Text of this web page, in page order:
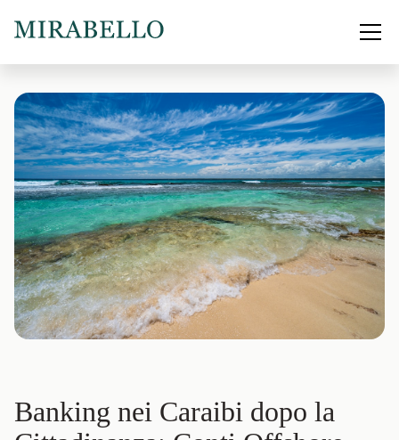
Banking nei Caraibi dopo la